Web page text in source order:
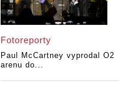
Fotoreporty
Paul McCartney vyprodal O2
arenu do...